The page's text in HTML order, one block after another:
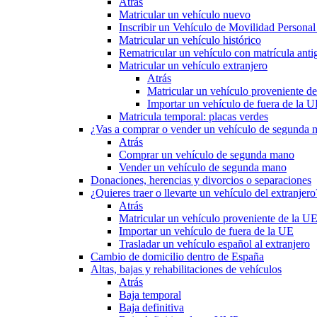
Matricular un vehículo nuevo
Inscribir un Vehículo de Movilidad
Matricular un vehículo histórico
Rematricular un vehículo con matrícula
Matricular un vehículo extranjero
Atrás
Matricular un vehículo proveniente
Importar un vehículo de fuera de la
Matricula temporal: placas verdes
¿Vas a comprar o vender un vehículo de segunda
Atrás
Comprar un vehículo de segunda mano
Vender un vehículo de segunda mano
Donaciones, herencias y divorcios o separaciones
¿Quieres traer o llevarte un vehículo del
Atrás
Matricular un vehículo proveniente de la UE
Importar un vehículo de fuera de la UE
Trasladar un vehículo español al extranjero
Cambio de domicilio dentro de España
Altas, bajas y rehabilitaciones de vehículos
Atrás
Baja temporal
Baja definitiva